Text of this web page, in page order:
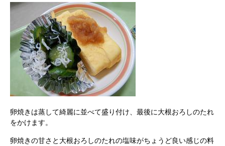
卵焼きは蒸して綺麗に並べて盛り付け、最後に大根おろしのたれ
をかけます。
卵焼きの甘さと大根おろしのたれの塩味がちょうど良い感じの料